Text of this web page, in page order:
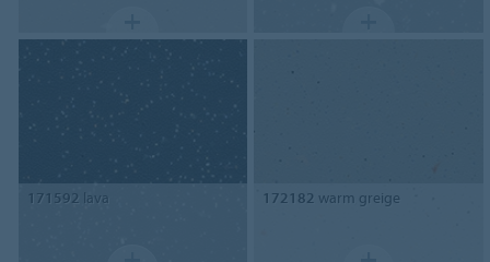
171592 lava 172182 warm greige